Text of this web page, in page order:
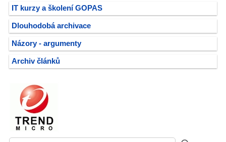
IT kurzy a školení GOPAS
Dlouhodobá archivace
Názory - argumenty
Archiv článků